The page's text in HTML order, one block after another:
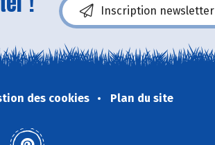
Inscription newsletter
des cookies Plan du site